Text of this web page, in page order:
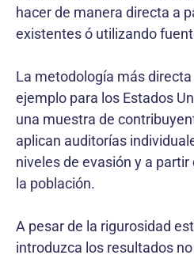
hacer de manera directa a
existentes ó utilizando
La metodología más
ejemplo para los Estados
una muestra de
aplican auditorías
niveles de evasión y a
la población.
A pesar de la rigurosidad
introduzca los resultados